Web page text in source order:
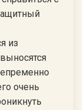
из
очень